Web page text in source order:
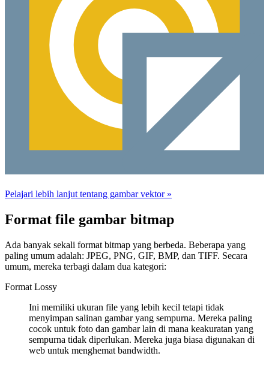
Pelajari lebih lanjut tentang gambar vektor »
Format file gambar bitmap
Ada banyak sekali format bitmap yang berbeda. Beberapa yang
paling umum adalah: JPEG, PNG, GIF, BMP, dan TIFF. Secara
umum, mereka terbagi dalam dua kategori:
Format Lossy
Ini memiliki ukuran file yang lebih kecil tetapi tidak
menyimpan salinan gambar yang sempurna. Mereka paling
cocok untuk foto dan gambar lain di mana keakuratan yang
sempurna tidak diperlukan. Mereka juga biasa digunakan di
web untuk menghemat bandwidth.